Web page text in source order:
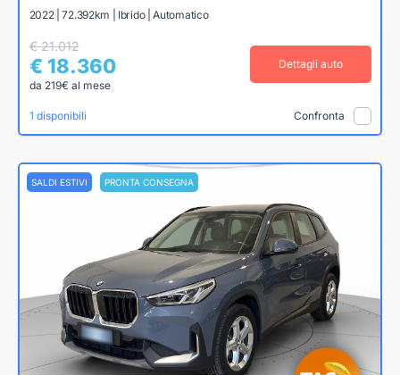
2022 | 72.392km | Ibrido | Automatico
€ 21.012
€ 18.360
da 219€ al mese
Dettagli auto
1 disponibili Confronta
SALDI ESTIVI PRONTA CONSEGNA